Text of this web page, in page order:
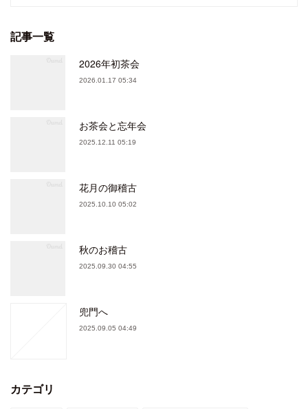
記事一覧
2026年初茶会
2026.01.17 05:34
お茶会と忘年会
2025.12.11 05:19
花月の御稽古
2025.10.10 05:02
秋のお稽古
2025.09.30 04:55
兜門へ
2025.09.05 04:49
カテゴリ